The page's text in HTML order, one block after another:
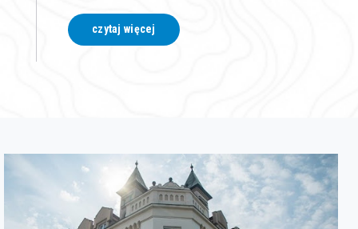
czytaj więcej